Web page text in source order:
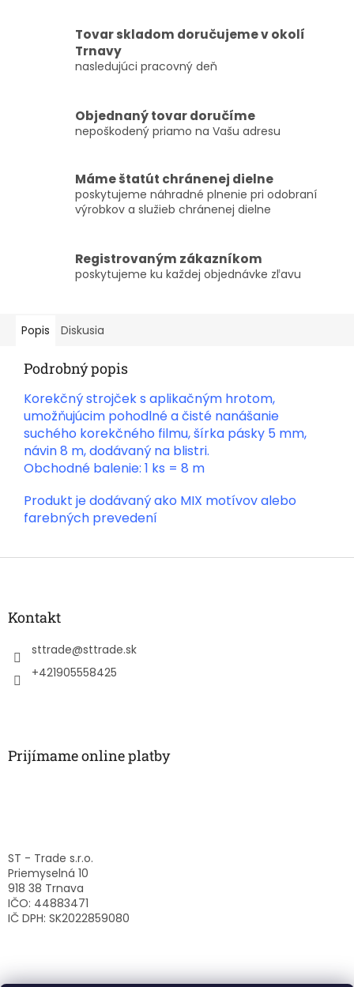
Tovar skladom doručujeme v okolí
Trnavy
nasledujúci pracovný deň
Objednaný tovar doručíme
nepoškodený priamo na Vašu adresu
Máme štatút chránenej dielne
poskytujeme náhradné plnenie pri odobraní
výrobkov a služieb chránenej dielne
Registrovaným zákazníkom
poskytujeme ku každej objednávke zľavu
Popis Diskusia
Podrobný popis
Korekčný strojček s aplikačným hrotom,
umožňujúcim pohodlné a čisté nanášanie
suchého korekčného filmu, šírka pásky 5 mm,
návin 8 m, dodávaný na blistri.
Obchodné balenie: 1 ks = 8 m
Produkt je dodávaný ako MIX motívov alebo
farebných prevedení
Z
Kontakt
sttrade@sttrade.sk
+421905558425
Prijímame online platby
ST - Trade s.r.o.
Priemyselná 10
918 38 Trnava
IČO: 44883471
IČ DPH: SK2022859080